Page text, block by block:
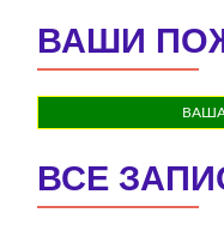
ВАШИ
ВСЕ